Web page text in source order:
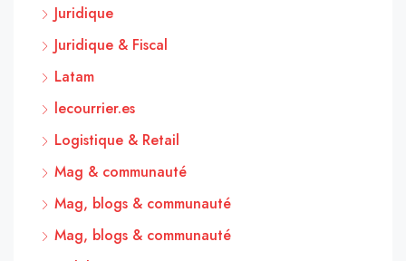
Juridique
Juridique & Fiscal
Latam
lecourrier.es
Logistique & Retail
Mag & communauté
Mag, blogs & communauté
Mag, blogs & communauté